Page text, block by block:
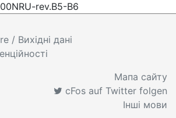
rev.B5-B6
/ Вихідні дані
Мапа сайту
cFos auf Twitter folgen
Інші мови